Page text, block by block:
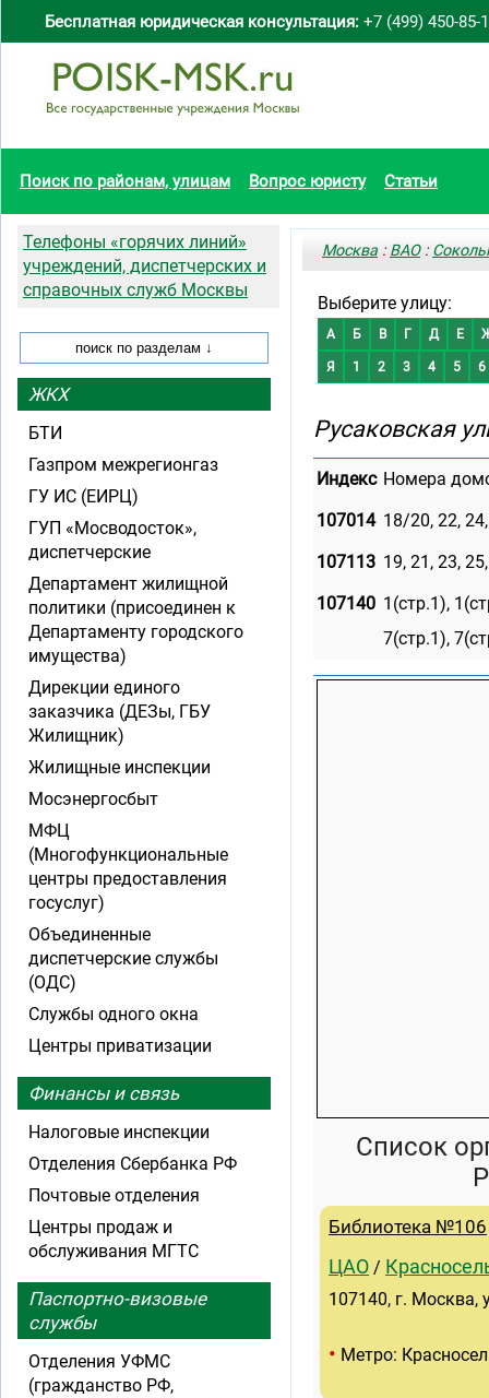
Бесплатная юридическая консультация: +7 (499) 450-85-
Поиск по районам, улицам Вопрос юристу Статьи
Москва :ВАО:
Выберите улицу:
А Б В Г Д Е
Я 1 2 3 4 5 6
Русаковская
Индекс Номера
107014 18/20, 22,
107113 19, 21, 23,
107140 1(стр.1),
7(стр.1),
Список
Библиотека №106
ЦАО /
107140, г. Москва,
• Метро:
Телефоны «горячих линий»
учреждений, диспетчерских и
справочных служб Москвы
ЖКХ
БТИ
Газпром межрегионгаз
ГУ ИС (ЕИРЦ)
ГУП «Мосводосток»,
диспетчерские
Департамент жилищной
политики (присоединен к
Департаменту городского
имущества)
Дирекции единого
заказчика (ДЕЗы, ГБУ
Жилищник)
Жилищные инспекции
Мосэнергосбыт
МФЦ
(Многофункциональные
центры предоставления
госуслуг)
Объединенные
диспетчерские службы
(ОДС)
Службы одного окна
Центры приватизации
Финансы и связь
Налоговые инспекции
Отделения Сбербанка РФ
Почтовые отделения
Центры продаж и
обслуживания МГТС
Паспортно-визовые
службы
Отделения УФМС
(гражданство РФ,